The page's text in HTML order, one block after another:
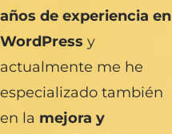
años de experiencia en
WordPress y
actualmente me he
especializado también
en la mejora y